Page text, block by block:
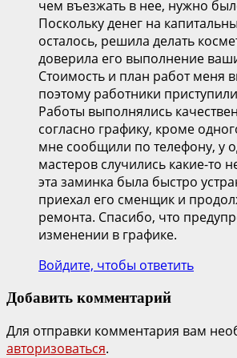
чем въезжать в нее, нужно
Поскольку денег на
осталось, решила делать
доверила его выполнение
Стоимость и план работ меня
поэтому работники
Работы выполнялись
согласно графику, кроме
мне сообщили по телефону, у
мастеров случились какие-то
эта заминка была быстро
приехал его сменщик и
ремонта. Спасибо, что
изменении в графике.
Войдите, чтобы ответить
Добавить комментарий
Для отправки комментария вам
авторизоваться.